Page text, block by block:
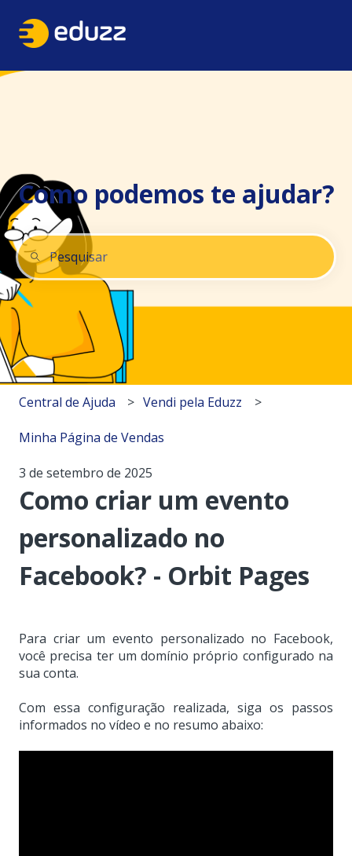
Como podemos te ajudar?
Não há sugestões porque o campo de pesquisa está
Central de Ajuda Vendi pela Eduzz
Minha Página de Vendas
3 de setembro de 2025
Como criar um evento
personalizado no
Facebook? - Orbit Pages
Para criar um evento personalizado no Facebook,
você precisa ter um domínio próprio configurado na
sua conta.
Com essa configuração realizada, siga os passos
informados no vídeo e no resumo abaixo: